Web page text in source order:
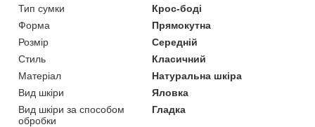
Тип сумки
Крос-боді
Форма
Прямокутна
Розмір
Середній
Стиль
Класичний
Матеріал
Натуральна шкіра
Вид шкіри
Яловка
Вид шкіри за способом
обробки
Гладка